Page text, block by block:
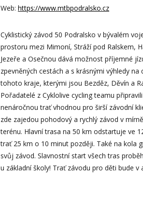
Web: https://www.mtbpodralsko.cz
Cyklistický závod 50 Podralsko v bývalém
prostoru mezi Mimoní, Stráží pod Ralskem,
Jezeře a Osečnou dává možnost příjemné
zpevněných cestách a s krásnými výhledy na
tohoto kraje, kterými jsou Bezděz, Děvín a
Pořadatelé z Cyklolive cycling teamu
nenáročnou trať vhodnou pro širší závodní
zde zajedou pohodový a rychlý závod v
terénu. Hlavní trasa na 50 km odstartuje ve
trať 25 km o 10 minut později. Také na kola
svůj závod. Slavnostní start všech tras
u základní školy! Trať závodu pro děti bude v